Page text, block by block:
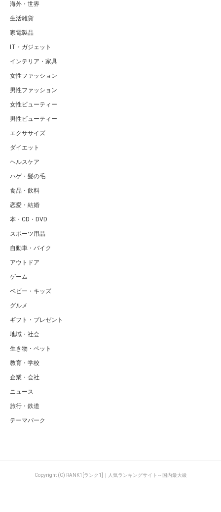
海外・世界
生活雑貨
家電製品
IT・ガジェット
インテリア・家具
女性ファッション
男性ファッション
女性ビューティー
男性ビューティー
エクササイズ
ダイエット
ヘルスケア
ハゲ・髪の毛
食品・飲料
恋愛・結婚
本・CD・DVD
スポーツ用品
自動車・バイク
アウトドア
ゲーム
ベビー・キッズ
グルメ
ギフト・プレゼント
地域・社会
生き物・ペット
教育・学校
企業・会社
ニュース
旅行・鉄道
テーマパーク
Copyright (C) RANK1[ランク1]｜人気ランキングサイト～国内最大級